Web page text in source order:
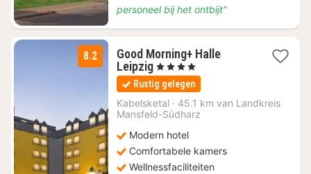
personeel bij het ontbijt"
8.2
Good Morning+ Halle
Leipzig1
nacht
vanaf
€
58,50
, 4 Sterren
Rustig gelegen
Kabelsketal · 45.1 km van Landkreis
Mansfeld-Südharz
Modern hotel
Comfortabele kamers
Wellnessfaciliteiten